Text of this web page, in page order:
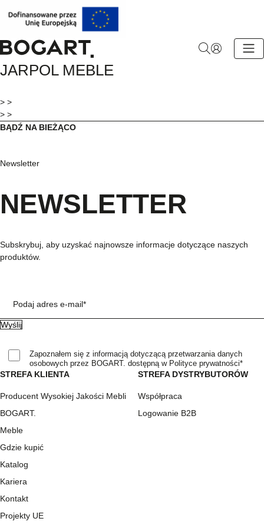
BOGART.
-
główna
JARPOL MEBLE
> >
> >
STREFA KLIENTA
Producent Wysokiej Jakości Mebli
BOGART.
Meble
Gdzie kupić
Katalog
Kariera
Kontakt
Projekty UE
STREFA DYSTRYBUTORÓW
Współpraca
Logowanie B2B
BĄDŹ NA BIEŻĄCO
Newsletter
NEWSLETTER
Subskrybuj, aby uzyskać najnowsze informacje dotyczące naszych
produktów.
Podaj adres e-mail*
Zapoznałem się z informacją dotyczącą przetwarzania danych
osobowych przez BOGART. dostępną w Polityce prywatności*